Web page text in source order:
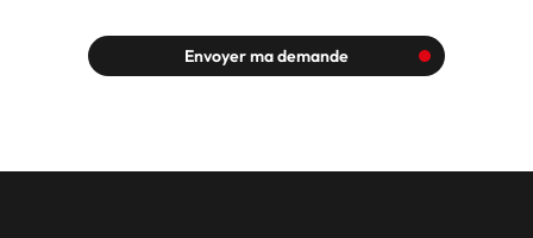
Envoyer ma demande